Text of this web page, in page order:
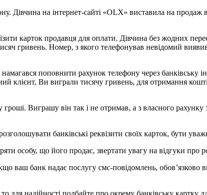
Дівчина на інтернет-сайті «ОLХ» виставила на
карток продавця для оплати. Дівчина без жодних
гривень. Номер, з якого телефонував невідомий
поповнити рахунок телефону через банківську
Ви виграли тисячу гривень, для отримання
Виграшу він так і не отримав, а з власного
банківські реквізити своїх карток, бути
особу, що його продає, звертати увагу на відгуки про
ваш банк надає послугу смс-повідомлень,
надійності подбайте про окрему банківську картку